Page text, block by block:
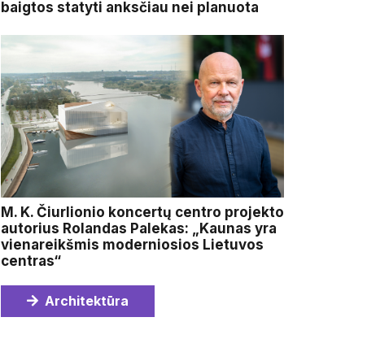
baigtos statyti anksčiau nei planuota
M. K. Čiurlionio koncertų centro projekto
autorius Rolandas Palekas: „Kaunas yra
vienareikšmis moderniosios Lietuvos
centras“
Architektūra